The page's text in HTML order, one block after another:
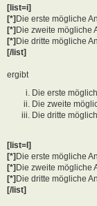
[list=i]
[*] Die erste mögliche
[*] Die zweite mögliche
[*] Die dritte mögliche
[/list]
ergibt
Die erste
Die zweite
Die dritte
[list=I]
[*]Die erste mögliche
[*]Die zweite mögliche
[*]Die dritte mögliche
[/list]